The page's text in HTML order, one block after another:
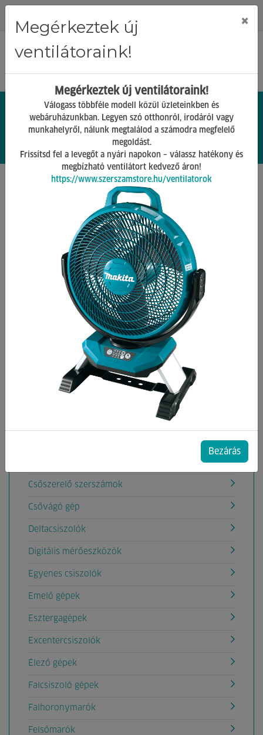
0 0.
Barkács Gépek
Vissza
Kategóriák
Akkumulátoros rádiók
Aligátorfűrész gépek
Akkumulátoros Pumpák
Áramfejlesztők
Betoncsiszoló,Betonömörítő gépek
Csőszerelő szerszámok
Csővágó gép
Deltacsiszolók
Digitális mérőeszközök
Egyenes csiszolók
Emelő gépek
Esztergagépek
Excentercsiszolók
Élező gépek
Falcsiszoló gépek
Falhoronymarók
Felsőmarók
Megérkeztek új
ventilátoraink!
×
Megérkeztek új ventilátoraink!
Válogass többféle modell közül üzleteinkben és
webáruházunkban. Legyen szó otthonról, irodáról vagy
munkahelyről, nálunk megtalálod a számodra megfelelő
megoldást.
Frissítsd fel a levegőt a nyári napokon – válassz hatékony és
megbízható ventilátort kedvező áron!
https://www.szerszamstore.hu/ventilatorok
Bezárás